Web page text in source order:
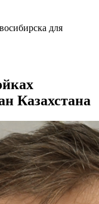
для
Казахстана